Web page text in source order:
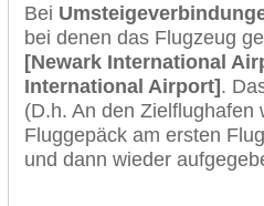
Bei
bei denen das Flugzeug
[Newark International
International Airport].
(D.h. An den
Fluggepäck am ersten
und dann wieder